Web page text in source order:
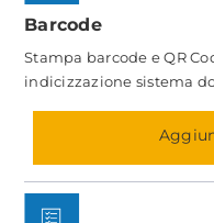
Barcode
Stampa barcode e QR
indicizzazione sistema